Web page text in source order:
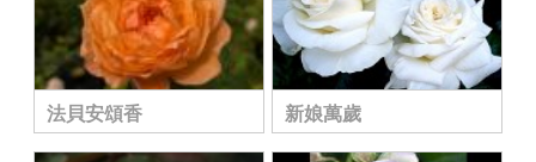
法貝安頌香 新娘萬歲